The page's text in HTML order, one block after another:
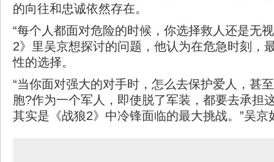
的向往和忠诚依然存在。
“每个人都面对危险的时候，你选择救人还是无
2》里吴京想探讨的问题，他认为在危急时刻，
性的选择。
“当你面对强大的对手时，怎么去保护爱人，甚
胞?作为一个军人，即使脱了军装，都要去承担
其实是《战狼2》中冷锋面临的最大挑战。”吴京